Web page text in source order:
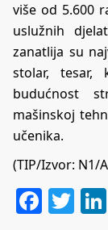
više od 5.600
uslužnih
zanatlija su
stolar,
budućnost
mašinskoj
učenika.
(TIP/Izvor: N1/